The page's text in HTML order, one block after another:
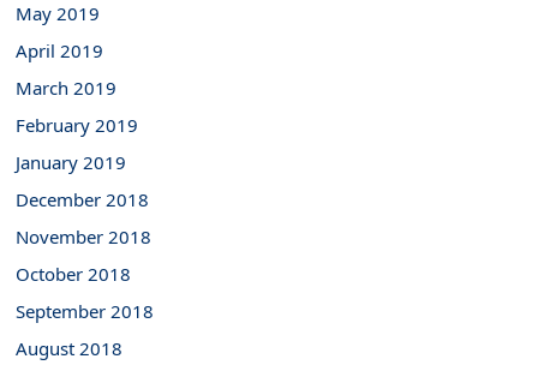
May 2019
April 2019
March 2019
February 2019
January 2019
December 2018
November 2018
October 2018
September 2018
August 2018